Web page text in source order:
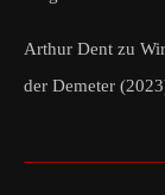
Arthur Dent zu
der Demeter